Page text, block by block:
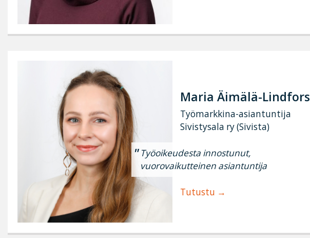
Maria Äimälä-Lindfors
Työmarkkina-asiantuntija
Sivistysala ry (Sivista)
Työoikeudesta innostunut,
vuorovaikutteinen asiantuntija
Tutustu